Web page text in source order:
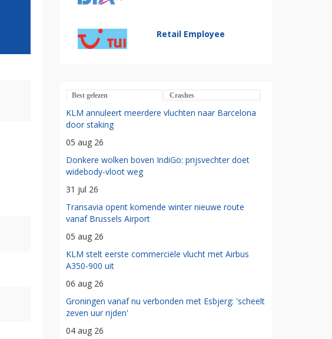
Retail Employee
Best gelezen Crashes
KLM annuleert meerdere vluchten naar Barcelona
door staking
05 aug 26
Donkere wolken boven IndiGo: prijsvechter doet
widebody-vloot weg
31 jul 26
Transavia opent komende winter nieuwe route
vanaf Brussels Airport
05 aug 26
KLM stelt eerste commerciële vlucht met Airbus
A350-900 uit
06 aug 26
Groningen vanaf nu verbonden met Esbjerg: 'scheelt
zeven uur rijden'
04 aug 26